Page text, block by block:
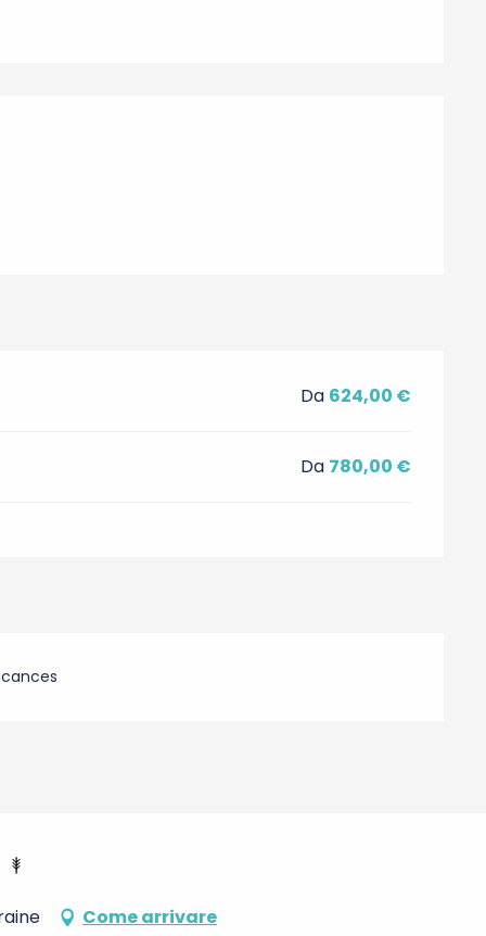
Da 624,00 €
Da 780,00 €
Come arrivare